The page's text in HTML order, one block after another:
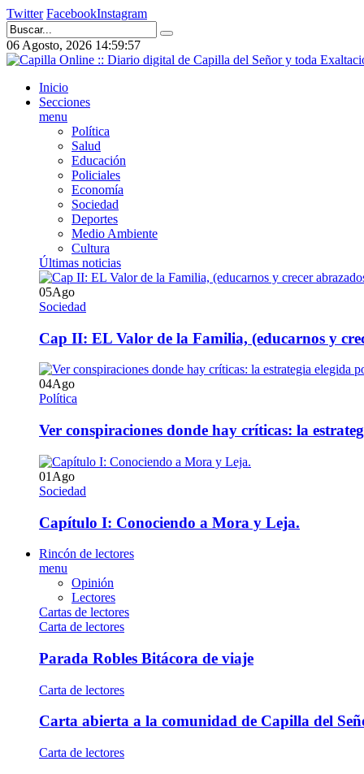
Twitter FacebookInstagram
06 Agosto, 2026 14:59:58
Inicio
Secciones
menu
Política
Salud
Educación
Policiales
Economía
Sociedad
Deportes
Medio Ambiente
Cultura
Últimas noticias
05Ago
Sociedad
Cap II: EL Valor de la Familia, (educarnos y
04Ago
Política
Ver conspiraciones donde hay críticas: la
01 Ago
Sociedad
Capítulo I: Conociendo a Mora y Leja.
Rincón de lectores
menu
Opinión
Lectores
Cartas de lectores
Carta de lectores
Parada Robles Bitácora de viaje
Carta de lectores
Carta abierta a la comunidad de Capilla del
Carta de lectores